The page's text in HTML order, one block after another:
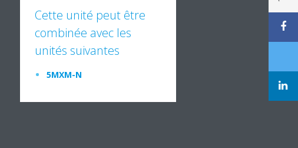
Cette unité peut être
combinée avec les
unités suivantes
5MXM-N